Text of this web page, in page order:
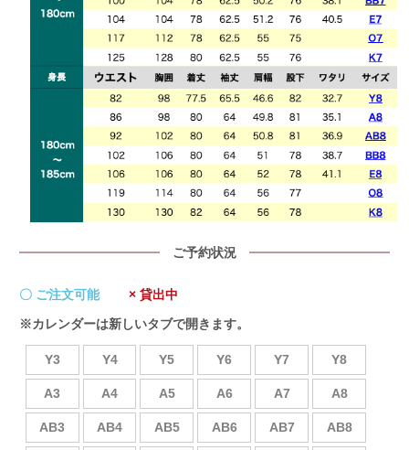
ご予約状況
〇 ご注文可能
× 貸出中
※カレンダーは新しいタブで開きます。
Y3 Y4 Y5 Y6 Y7 Y8
A3 A4 A5 A6 A7 A8
AB3 AB4 AB5 AB6 AB7 AB8